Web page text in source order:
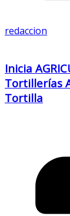
redaccion
Inicia
Tortillerías
Tortilla